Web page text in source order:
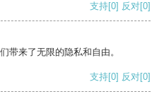
支持[0] 反对[0]
带来了无限的隐私和自由。
支持[0] 反对[0]